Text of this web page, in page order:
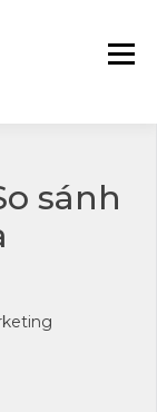
cho ngành ngân
chứng khoán và
sánh